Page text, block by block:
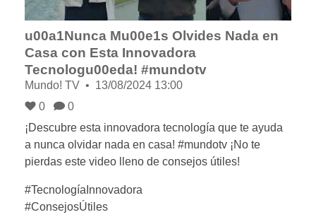
u00a1Nunca Mu00e1s Olvides Nada en
Casa con Esta Innovadora
Tecnologu00eda! #mundotv
Mundo! TV
13/08/2024 13:00
0
0
¡Descubre esta innovadora tecnología que te ayuda
a nunca olvidar nada en casa! #mundotv ¡No te
pierdas este video lleno de consejos útiles!
#TecnologíaInnovadora
#ConsejosÚtiles